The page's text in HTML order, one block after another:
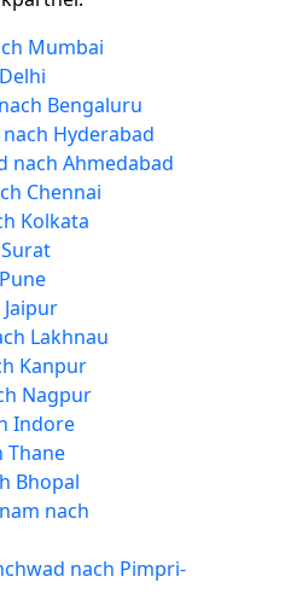
Mumbai
Bengaluru
Hyderabad
nach Ahmedabad
Chennai
Kolkata
Lakhnau
Kanpur
Nagpur
Indore
Thane
Bhopal
nach
nach Pimpri-